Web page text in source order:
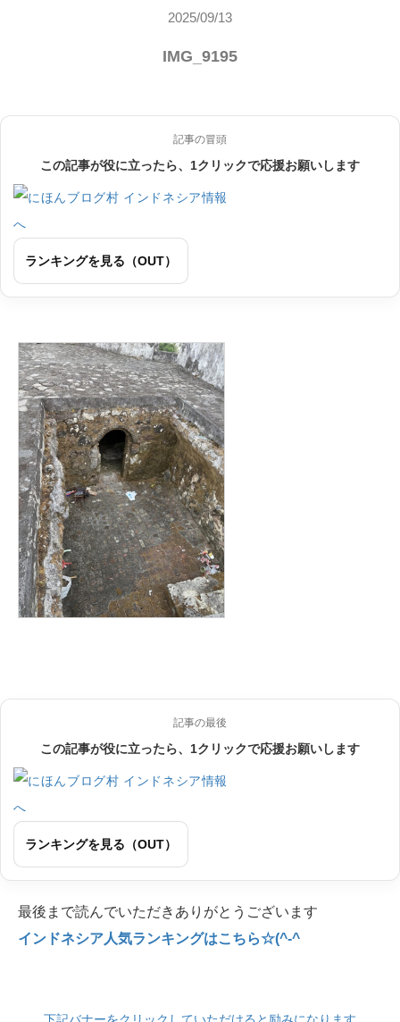
2025/09/13
IMG_9195
記事の冒頭
この記事が役に立ったら、1クリックで応援お願いします
ランキングを見る（OUT）
記事の最後
この記事が役に立ったら、1クリックで応援お願いします
ランキングを見る（OUT）
最後まで読んでいただきありがとうございます
インドネシア人気ランキングはこちら☆(^-^